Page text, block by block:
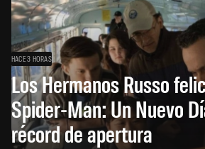
HACE 3 HORAS
Los Hermanos Russo
Spider-Man: Un Nuevo
récord de apertura